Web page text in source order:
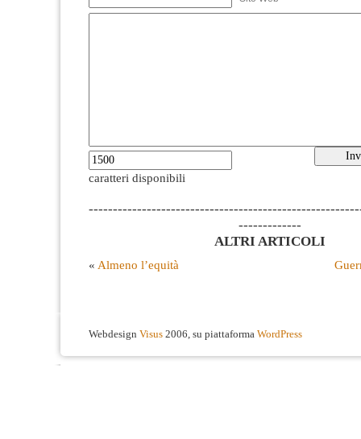
caratteri disponibili
-------------
ALTRI ARTICOLI
« Almeno l’equità
Webdesign Visus 2006, su piattaforma WordPress